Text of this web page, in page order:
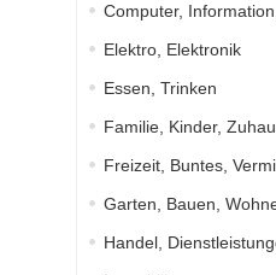
Computer,
Elektro, Elektronik
Essen, Trinken
Familie, Kinder,
Freizeit, Buntes,
Garten, Bauen,
Handel,